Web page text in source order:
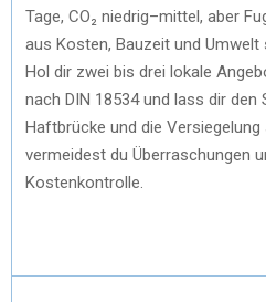
Tage, CO₂ niedrig–mittel, aber
aus Kosten, Bauzeit und
Hol dir zwei bis drei lokale
nach DIN 18534 und lass dir den
Haftbrücke und die
vermeidest du Überraschungen
Kostenkontrolle.